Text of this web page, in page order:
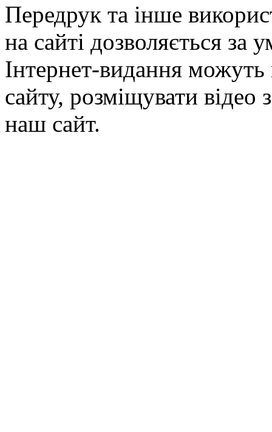
Передрук та інше
на сайті дозволяється
Інтернет-видання можуть
сайту, розміщувати відео
наш сайт.